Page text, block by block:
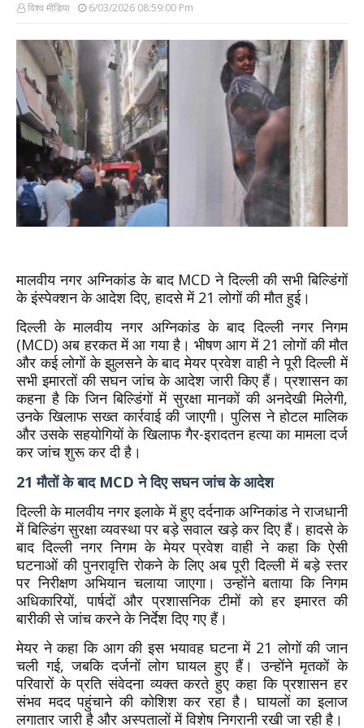
विश्व मीडिया 6/03/2026 08:59:00 Pm
मालवीय नगर अग्निकांड के बाद MCD ने दिल्ली की सभी बिल्डिंगों
के इंस्पेक्शन के आदेश दिए, हादसे में 21 लोगों की मौत हुई।
दिल्ली के मालवीय नगर अग्निकांड के बाद दिल्ली नगर निगम
(MCD) अब हरकत में आ गया है। भीषण आग में 21 लोगों की मौत
और कई लोगों के झुलसने के बाद मेयर प्रवेश वाही ने पूरी दिल्ली में
सभी इमारतों की सघन जांच के आदेश जारी किए हैं। प्रशासन का
कहना है कि जिन बिल्डिंगों में सुरक्षा मानकों की अनदेखी मिलेगी,
उनके खिलाफ सख्त कार्रवाई की जाएगी। पुलिस ने होटल मालिक
और उसके सहयोगियों के खिलाफ गैर-इरादतन हत्या का मामला दर्ज
कर जांच शुरू कर दी है।
21 मौतों के बाद MCD ने दिए सघन जांच के आदेश
दिल्ली के मालवीय नगर इलाके में हुए दर्दनाक अग्निकांड ने राजधानी
में बिल्डिंग सुरक्षा व्यवस्था पर बड़े सवाल खड़े कर दिए हैं। हादसे के
बाद दिल्ली नगर निगम के मेयर प्रवेश वाही ने कहा कि ऐसी
घटनाओं की पुनरावृत्ति रोकने के लिए अब पूरी दिल्ली में बड़े स्तर
पर निरीक्षण अभियान चलाया जाएगा। उन्होंने बताया कि निगम
अधिकारियों, पार्षदों और प्रशासनिक टीमों को हर इमारत की
बारीकी से जांच करने के निर्देश दिए गए हैं।
मेयर ने कहा कि आग की इस भयावह घटना में 21 लोगों की जान
चली गई, जबकि दर्जनों लोग घायल हुए हैं। उन्होंने मृतकों के
परिवारों के प्रति संवेदना व्यक्त करते हुए कहा कि प्रशासन हर
संभव मदद पहुंचाने की कोशिश कर रहा है। घायलों का इलाज
लगातार जारी है और अस्पतालों में विशेष निगरानी रखी जा रही है।